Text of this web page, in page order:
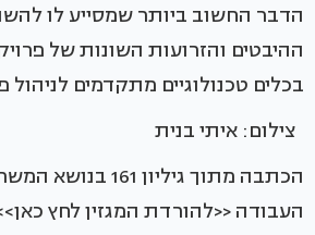
הדבר החשוב ביותר שמסייע לו
ההיבטים והזרועות השונות של
בכלים טכנולוגיים מתקדמים לניהול
צילום: איתי בנית
הכתבה מתוך גיליון 161
העבודה <<להורדת המגזין לחץ